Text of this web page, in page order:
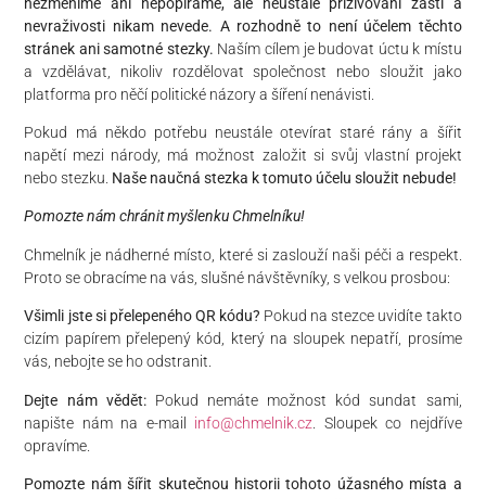
nevraživosti nikam nevede. A rozhodně to není účelem těchto
stránek ani samotné stezky. Naším cílem je budovat úctu k místu
a vzdělávat, nikoliv rozdělovat společnost nebo sloužit jako
platforma pro něčí politické názory a šíření nenávisti.
​Pokud má někdo potřebu neustále otevírat staré rány a šířit
napětí mezi národy, má možnost založit si svůj vlastní projekt
nebo stezku. Naše naučná stezka k tomuto účelu sloužit nebude!
​Pomozte nám chránit myšlenku Chmelníku!
​Chmelník je nádherné místo, které si zaslouží naši péči a respekt.
Proto se obracíme na vás, slušné návštěvníky, s velkou prosbou:
​Všimli jste si přelepeného QR kódu? Pokud na stezce uvidíte takto
cizím papírem přelepený kód, který na sloupek nepatří, prosíme
vás, nebojte se ho odstranit.
Dejte nám vědět:Pokud nemáte možnost kód sundat sami,
napište nám na e-mail info@chmelnik.cz . Sloupek co nejdříve
opravíme.
​Pomozte nám šířit skutečnou historii tohoto úžasného místa a